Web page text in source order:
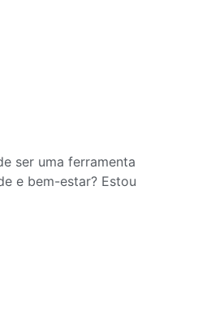
ser uma ferramenta
e bem-estar? Estou